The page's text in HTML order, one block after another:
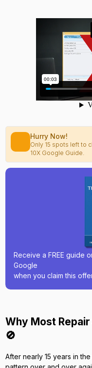
Hurry Now!
Only 15 spots left to
10X Google Guide.
Receive a FREE guide
Google
when you claim this
Why Most
🚫
After nearly 15 years in